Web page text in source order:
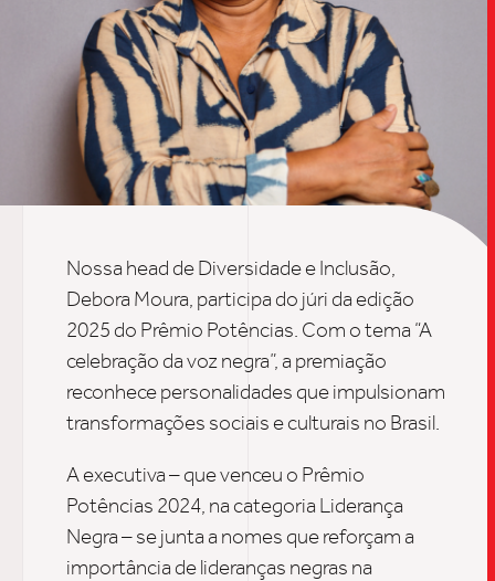
Nossa head de Diversidade e Inclusão,
Debora Moura, participa do júri da edição
2025 do Prêmio Potências. Com o tema “A
celebração da voz negra”, a premiação
reconhece personalidades que impulsionam
transformações sociais e culturais no Brasil.
A executiva – que venceu o Prêmio
Potências 2024, na categoria Liderança
Negra – se junta a nomes que reforçam a
importância de lideranças negras na